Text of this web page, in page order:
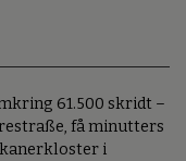
61.500 skridt –
få minutters
i